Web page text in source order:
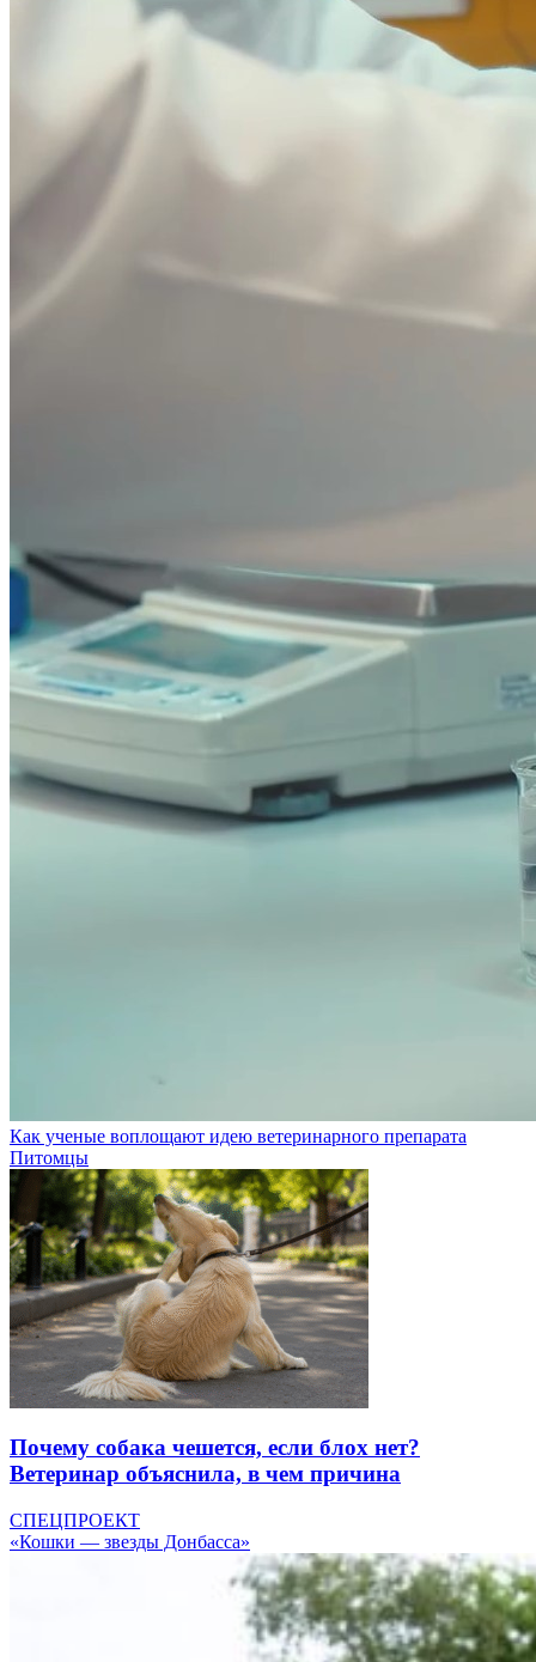
Как ученые воплощают идею ветеринарного препарата
Питомцы
Почему собака чешется, если блох нет?
Ветеринар объяснила, в чем причина
СПЕЦПРОЕКТ
«Кошки — звезды Донбасса»